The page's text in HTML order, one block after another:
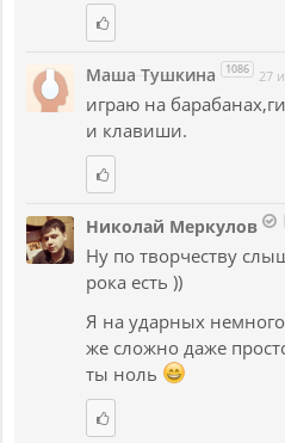
Маша Тушкина 1086 27
играю на
и клавиши.
Николай Меркулов
Ну по творчеству
рока есть ))
Я на ударных
же сложно даже
ты ноль